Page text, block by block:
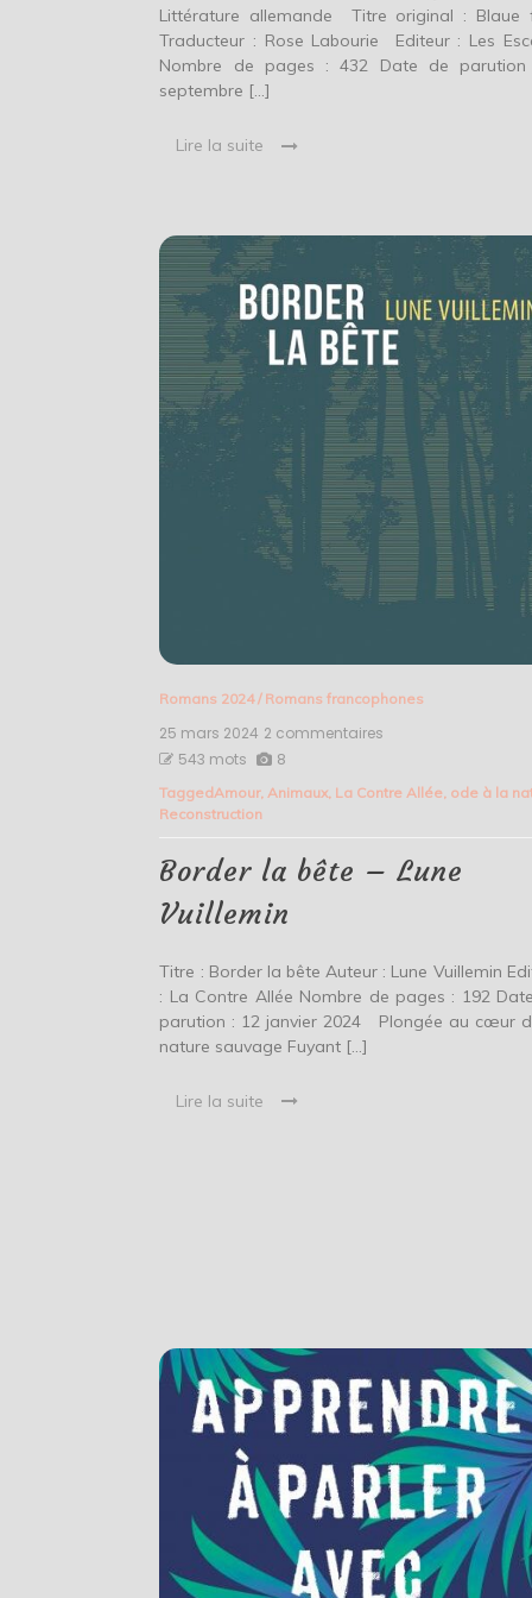
Littérature allemande Titre original : Blaue
Traducteur : Rose Labourie Editeur : Les
Nombre de pages : 432 Date de
septembre […]
Lire la suite
Romans 2024/ Romans francophones
25 mars 2024 2 commentaires
bête
Vuillemin
543 mots 8
TaggedAmour, Animaux La Contre Allée ode à la
Reconstruction
Border la bête – Lune
Vuillemin
Titre : Border la bête Auteur : Lune Vuillemin
: La Contre Allée Nombre de pages : 192
parution : 12 janvier 2024 Plongée au cœur
nature sauvage Fuyant […]
Lire la suite